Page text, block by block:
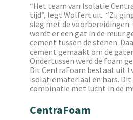
“Het team van Isolatie
tijd”, legt Wolfert uit. “Zij
slag met de
wordt er een gat in de muur
cement tussen de stenen.
cement gemaakt om de
Ondertussen werd de foam
Dit CentraFoam bestaat uit
isolatiemateriaal en hars.
combinatie met lucht in de
CentraFoam